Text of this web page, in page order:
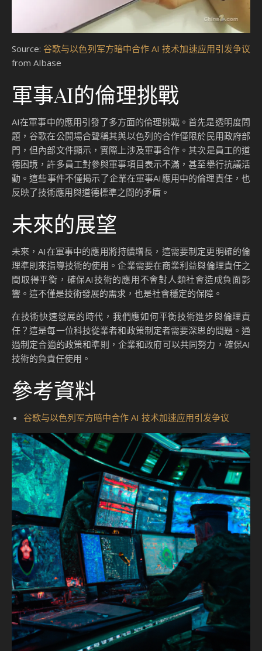
Source: 谷歌与以色列军方暗中合作 AI 技术加速应用引发争议
from AIbase
軍事AI的倫理挑戰
AI在軍事中的應用引發了多方面的倫理挑戰。首先是透明度問
題，谷歌在公開場合聲稱其與以色列的合作僅限於民用政府部
門，但內部文件顯示，實際上涉及軍事合作。其次是員工的道
德困境，許多員工對參與軍事項目表示不滿，甚至舉行抗議活
動。這些事件不僅揭示了企業在軍事AI應用中的倫理責任，也
反映了技術應用與道德標準之間的矛盾。
未來的展望
未來，AI在軍事中的應用將持續增長，這需要制定更明確的倫
理準則來指導技術的使用。企業需要在商業利益與倫理責任之
間取得平衡，確保AI技術的應用不會對人類社會造成負面影
響。這不僅是技術發展的需求，也是社會穩定的保障。
在技術快速發展的時代，我們應如何平衡技術進步與倫理責
任？這是每一位科技從業者和政策制定者需要深思的問題。通
過制定合適的政策和準則，企業和政府可以共同努力，確保AI
技術的負責任使用。
參考資料
谷歌与以色列军方暗中合作 AI 技术加速应用引发争议